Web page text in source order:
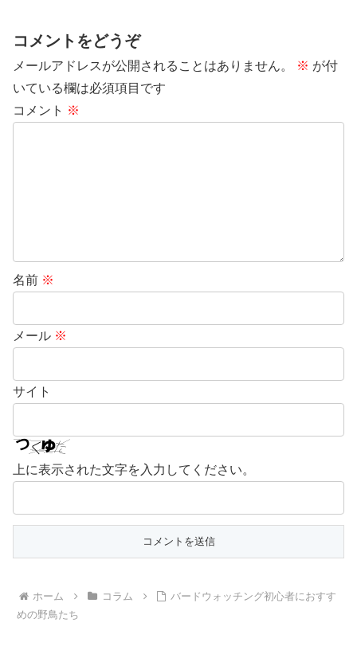
コメントをどうぞ
メールアドレスが公開されることはありません。 ※ が付
いている欄は必須項目です
コメント ※
名前 ※
メール ※
サイト
上に表示された文字を入力してください。
ホーム コラム
バードウォッチング初心者におすす
めの野鳥たち